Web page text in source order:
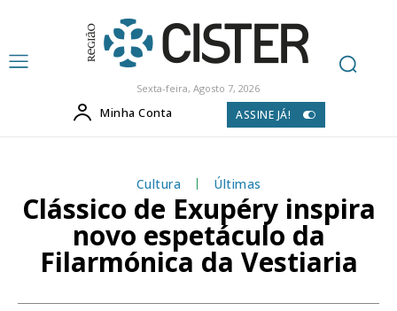
Sexta-feira, Agosto 7, 2026
Minha Conta ASSINE JÁ!
Cultura Últimas
Clássico de Exupéry inspira
novo espetáculo da
Filarmónica da Vestiaria